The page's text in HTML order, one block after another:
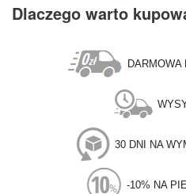
Dlaczego warto
DARMOWA
30 DNI NA
-10% NA